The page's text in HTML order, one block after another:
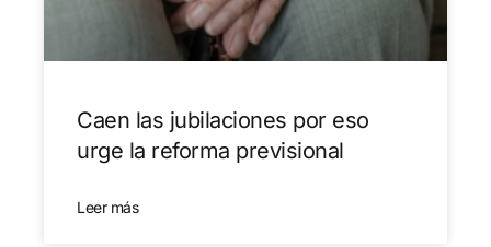
Caen las jubilaciones por eso
urge la reforma previsional
Leer más